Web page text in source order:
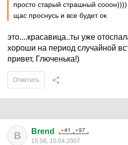
просто старый страшный сооон))))
щас проснусь и все будет ок
это....красавица..ты уже
хороши на период случайной
привет, Глюченька!)
Ответить
B Brend
15:56, 10.04.2007